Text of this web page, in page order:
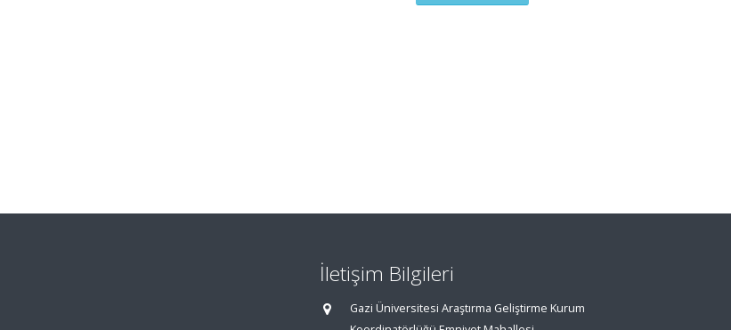
İletişim Bilgileri
Gazi Üniversitesi Araştırma Geliştirme Kurum